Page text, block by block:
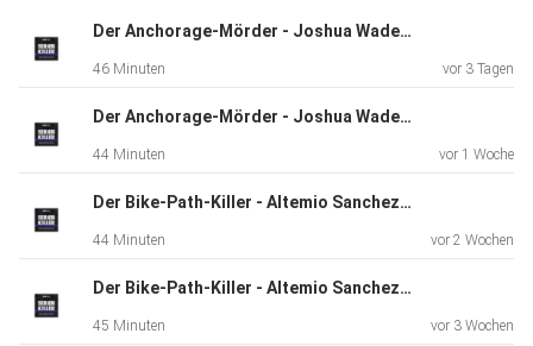
Der Anchorage-Mörder - Joshua Wade - Teil 2
46 Minuten vor 3 Tagen
Der Anchorage-Mörder - Joshua Wade - Teil 1
44 Minuten vor 1 Woche
Der Bike-Path-Killer - Altemio Sanchez - Teil 2
44 Minuten vor 2 Wochen
Der Bike-Path-Killer - Altemio Sanchez - Teil 1
45 Minuten vor 3 Wochen